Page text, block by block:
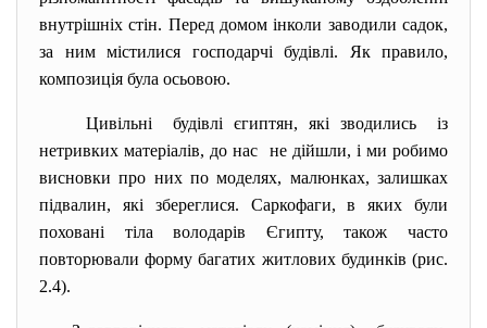
внутрішніх стін. Перед домом інколи заводили садок,
за ним містилися господарчі будівлі. Як правило,
композиція була осьовою.
Цивільні будівлі єгиптян, які зводились із
нетривких матеріалів, до нас не дійшли, і ми робимо
висновки про них по моделях, малюнках, залишках
підвалин, які збереглися. Саркофаги, в яких були
поховані тіла володарів Єгипту, також часто
повторювали форму багатих житлових будинків (рис.
2.4).